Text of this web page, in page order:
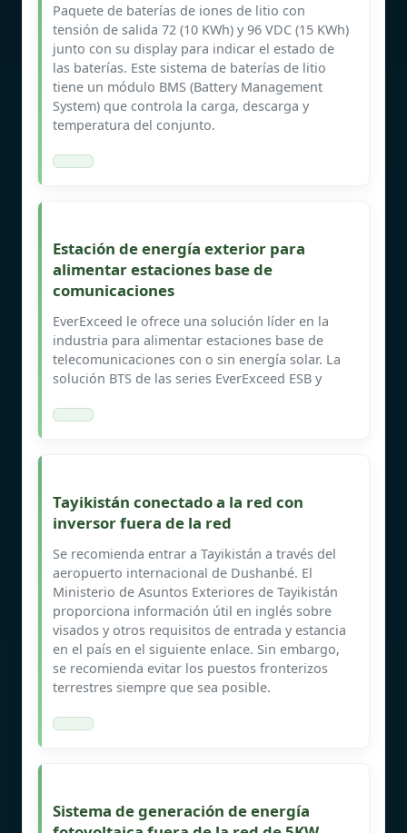
Paquete de baterías de iones de litio con
tensión de salida 72 (10 KWh) y 96 VDC (15 KWh)
junto con su display para indicar el estado de
las baterías. Este sistema de baterías de litio
tiene un módulo BMS (Battery Management
System) que controla la carga, descarga y
temperatura del conjunto.
Estación de energía exterior para
alimentar estaciones base de
comunicaciones
EverExceed le ofrece una solución líder en la
industria para alimentar estaciones base de
telecomunicaciones con o sin energía solar. La
solución BTS de las series EverExceed ESB y
Tayikistán conectado a la red con
inversor fuera de la red
Se recomienda entrar a Tayikistán a través del
aeropuerto internacional de Dushanbé. El
Ministerio de Asuntos Exteriores de Tayikistán
proporciona información útil en inglés sobre
visados y otros requisitos de entrada y estancia
en el país en el siguiente enlace. Sin embargo,
se recomienda evitar los puestos fronterizos
terrestres siempre que sea posible.
Sistema de generación de energía